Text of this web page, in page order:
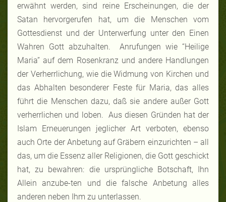
erwähnt werden, sind reine Erscheinungen, die der
Satan hervorgerufen hat, um die Menschen vom
Gottesdienst und der Unterwerfung unter den Einen
Wahren Gott abzuhalten. Anrufungen wie “Heilige
Maria” auf dem Rosenkranz und andere Handlungen
der Verherrlichung, wie die Widmung von Kirchen und
das Abhalten besonderer Feste für Maria, das alles
führt die Menschen dazu, daß sie andere außer Gott
verherrlichen und loben. Aus diesen Gründen hat der
Islam Erneuerungen jeglicher Art verboten, ebenso
auch Orte der Anbetung auf Gräbern einzurichten – all
das, um die Essenz aller Religionen, die Gott geschickt
hat, zu bewahren: die ursprüngliche Botschaft, Ihn
Allein anzube-ten und die falsche Anbetung alles
anderen neben Ihm zu unterlassen.